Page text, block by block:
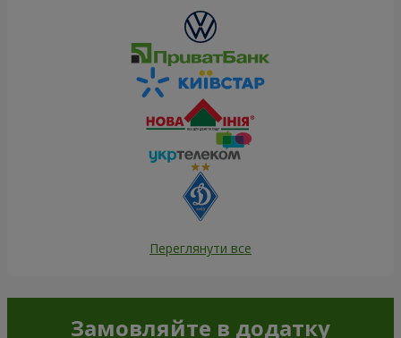
Переглянути все
Замовляйте в додатку